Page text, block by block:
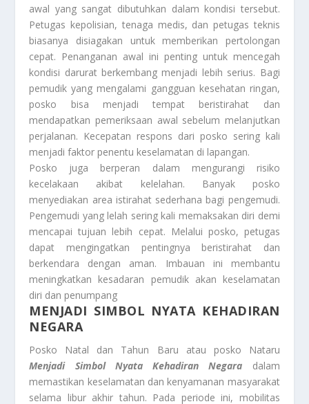
awal yang sangat dibutuhkan dalam kondisi tersebut.
Petugas kepolisian, tenaga medis, dan petugas teknis
biasanya disiagakan untuk memberikan pertolongan
cepat. Penanganan awal ini penting untuk mencegah
kondisi darurat berkembang menjadi lebih serius. Bagi
pemudik yang mengalami gangguan kesehatan ringan,
posko bisa menjadi tempat beristirahat dan
mendapatkan pemeriksaan awal sebelum melanjutkan
perjalanan. Kecepatan respons dari posko sering kali
menjadi faktor penentu keselamatan di lapangan.
Posko juga berperan dalam mengurangi risiko
kecelakaan akibat kelelahan. Banyak posko
menyediakan area istirahat sederhana bagi pengemudi.
Pengemudi yang lelah sering kali memaksakan diri demi
mencapai tujuan lebih cepat. Melalui posko, petugas
dapat mengingatkan pentingnya beristirahat dan
berkendara dengan aman. Imbauan ini membantu
meningkatkan kesadaran pemudik akan keselamatan
diri dan penumpang
MENJADI SIMBOL NYATA KEHADIRAN
NEGARA
Posko Natal dan Tahun Baru atau posko Nataru
Menjadi Simbol Nyata Kehadiran Negara dalam
memastikan keselamatan dan kenyamanan masyarakat
selama libur akhir tahun. Pada periode ini, mobilitas